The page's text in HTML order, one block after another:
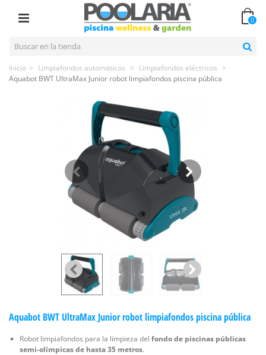
0
Inicio > Limpiafondos automáticos > Limpiafondos eléctricos >
Aquabot BWT UltraMax Junior robot limpiafondos piscina pública
Aquabot BWT UltraMax Junior robot limpiafondos piscina pública
Robot limpiafondos para la limpieza del fondo de piscinas públicas
semi-olímpicas de hasta 35 metros.